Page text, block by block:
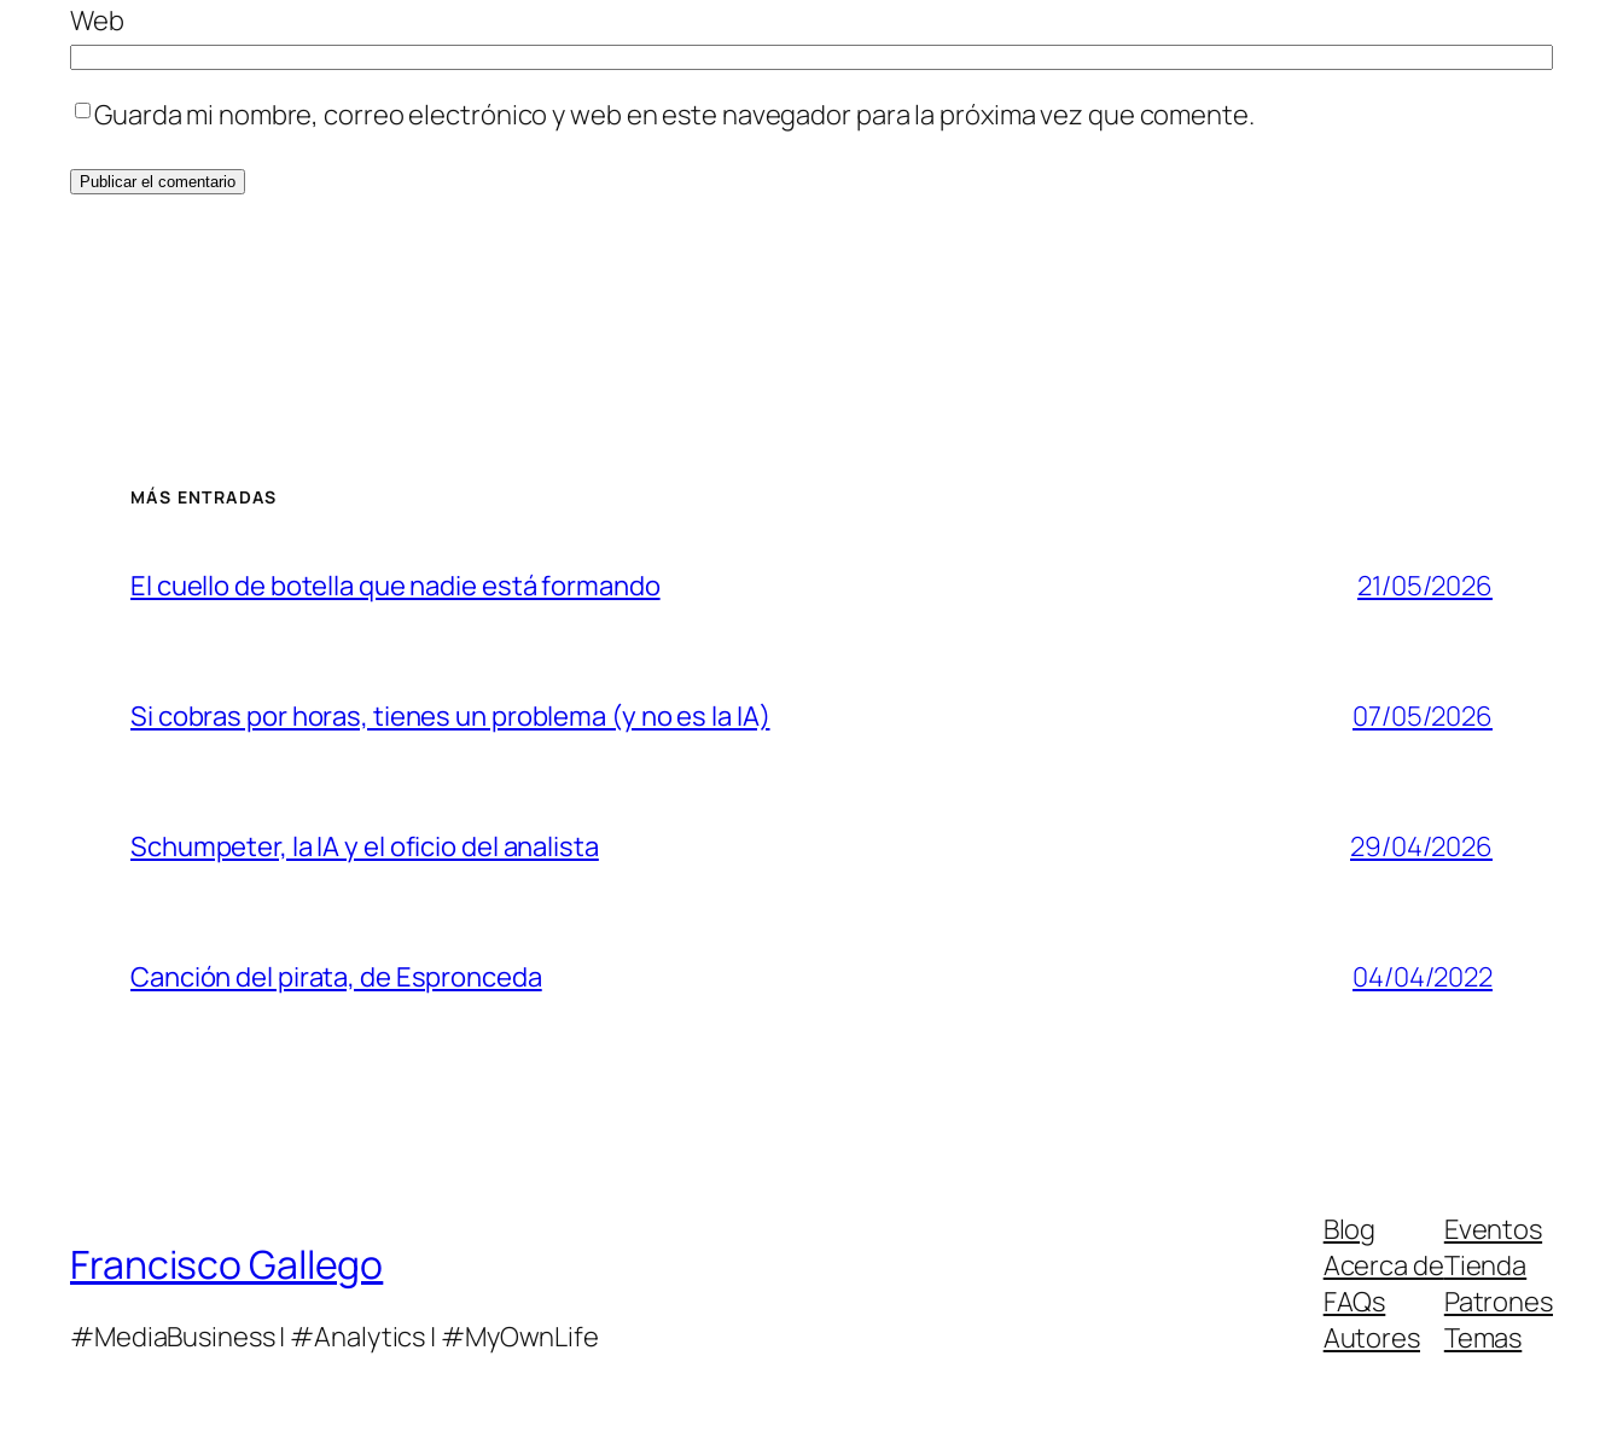
Web
Guarda mi nombre, correo electrónico y web en este navegador para la próxima vez que comente.
MÁS ENTRADAS
El cuello de botella que nadie está formando 21/05/2026
Si cobras por horas, tienes un problema (y no es la IA) 07/05/2026
Schumpeter, la IA y el oficio del analista 29/04/2026
Canción del pirata, de Espronceda 04/04/2022
Francisco Gallego
#MediaBusiness | #Analytics | #MyOwnLife
Blog
Acerca de
FAQs
Autores
Eventos
Tienda
Patrones
Temas